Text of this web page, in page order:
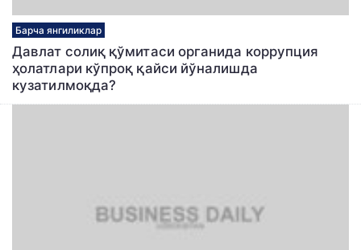
Барча янгиликлар
Давлат солиқ қўмитаси органида коррупция
ҳолатлари кўпроқ қайси йўналишда
кузатилмоқда?